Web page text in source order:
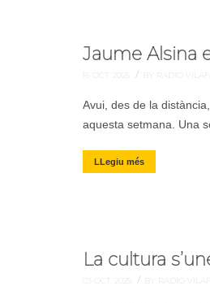
Jaume Alsina
16 OCT. 2025 / BY RADIO
Avui, des de la
aquesta setmana. Una
LLegiu més
La cultura
03 OCT. 2025 / BY RADIO